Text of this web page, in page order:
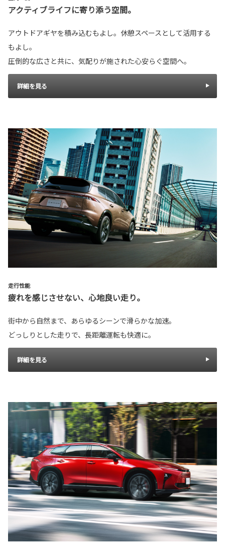
アクティブライフに寄り添う空間。
アウトドアギヤを積み込むもよし。休憩スペースとして活用する
もよし。
圧倒的な広さと共に、気配りが施された心安らぐ空間へ。
詳細を見る
走行性能
疲れを感じさせない、心地良い走り。
街中から自然まで、あらゆるシーンで滑らかな加速。
どっしりとした走りで、長距離運転も快適に。
詳細を見る